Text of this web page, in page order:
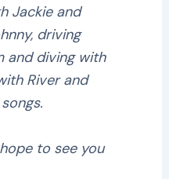
Jackie and
driving
and diving with
River and
to see you